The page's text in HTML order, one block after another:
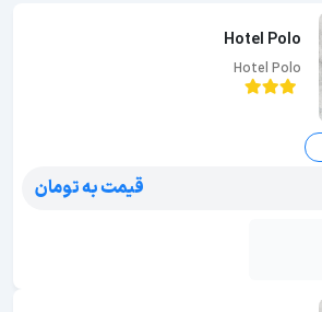
Hotel Polo
Hotel Polo
قیمت به تومان